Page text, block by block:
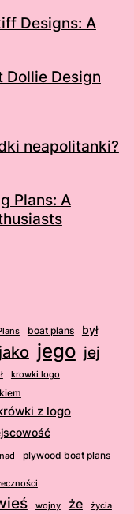
Designs: A
Dollie Design
neapolitanki?
Plans: A
boat plans był
jako jego jej
krowki logo
z logo
nad plywood boat plans
wojny że życia